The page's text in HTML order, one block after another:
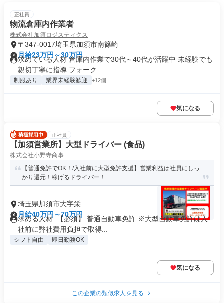
正社員
物流倉庫内作業者
株式会社加須ロジスティクス
〒347-0017埼玉県加須市南篠崎
月給23万円～30万円
求めている人材 倉庫内作業で30代～40代が活躍中 未経験でも
親切丁寧に指導 フォーク...
制服あり 業界未経験歓迎 +12個
気になる
正社員
【加須営業所】大型ドライバー (食品)
株式会社小野寺商事
【普通免許でOK！/入社前に大型免許支援】営業利益は社員にしっ
かり還元！稼げるドライバー！
埼玉県加須市大字栄
月給40万円～70万円
求める人材: 【必須】 普通自動車免許 ※大型自動車免許は入
社前に弊社費用負担で取得...
シフト自由 即日勤務OK
気になる
この企業の類似求人を見る